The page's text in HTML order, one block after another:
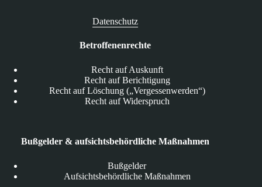
Datenschutz
Betroffenenrechte
Recht auf Auskunft
Recht auf Berichtigung
Recht auf Löschung („Vergessenwerden“)
Recht auf Widerspruch
Bußgelder & aufsichtsbehördliche Maßnahmen
Bußgelder
Aufsichtsbehördliche Maßnahmen